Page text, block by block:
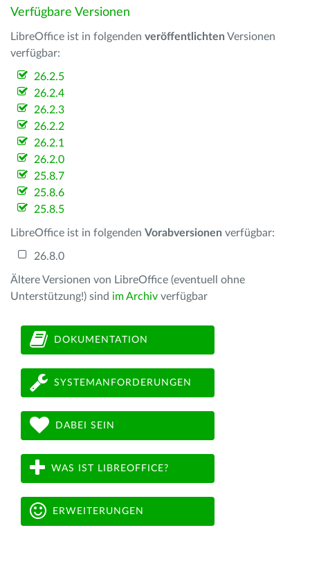
Verfügbare Versionen
LibreOffice ist in folgenden veröffentlichten Versionen
verfügbar:
26.2.5
26.2.4
26.2.3
26.2.2
26.2.1
26.2.0
25.8.7
25.8.6
25.8.5
LibreOffice ist in folgenden Vorabversionen verfügbar:
26.8.0
Ältere Versionen von LibreOffice (eventuell ohne
Unterstützung!) sind im Archiv verfügbar
DOKUMENTATION
SYSTEMANFORDERUNGEN
DABEI SEIN
WAS IST LIBREOFFICE?
ERWEITERUNGEN